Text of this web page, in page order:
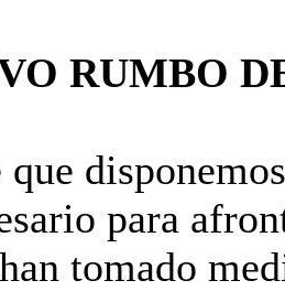
RUMBO
que
para
tomado